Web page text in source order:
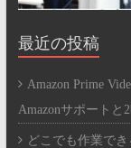
最近の投稿
Amazon Prime
Amazonサポートと
どこでも作業で